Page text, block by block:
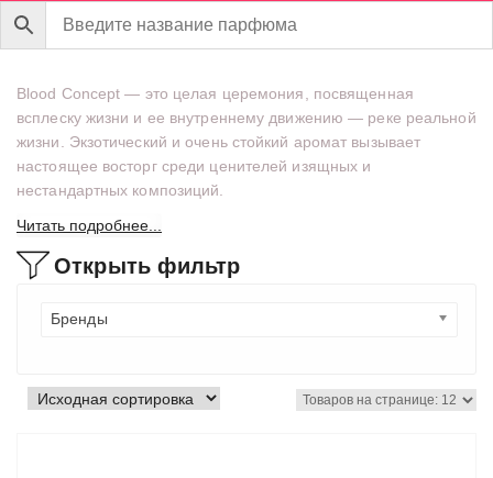
Blood Concept — это целая церемония, посвященная
всплеску жизни и ее внутреннему движению — реке реальной
жизни. Экзотический и очень стойкий аромат вызывает
настоящее восторг среди ценителей изящных и
нестандартных композиций.
Читать подробнее...
Открыть фильтр
Бренды